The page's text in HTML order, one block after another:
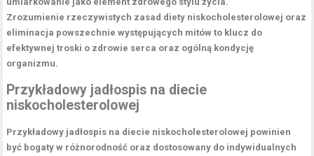
Zrozumienie rzeczywistych zasad diety niskocholesterolowej oraz
eliminacja powszechnie występujących mitów to klucz do
efektywnej troski o zdrowie serca oraz ogólną kondycję
organizmu.
Przykładowy jadłospis na diecie
niskocholesterolowej
Przykładowy jadłospis na diecie niskocholesterolowej powinien
być bogaty w różnorodność oraz dostosowany do indywidualnych